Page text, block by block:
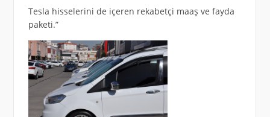
Tesla hisselerini de içeren rekabetçi maaş ve fayda
paketi.”